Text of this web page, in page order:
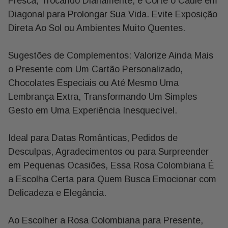
- Cartão: Você Pode Incluir Uma Mensagem Junto Ao Seu
Presente! Prossiga com a Compra e Na Tela ?Meu
Carrinho?, Você Pode Incluir o Nome do Seu Presenteado
Escolhido.
- Entrega e Frete: para Consultar o Prazo e Valor de
Entrega, Preencha o Campo de Cep do Seu Destinatário
E, Automaticamente, Aparecerão Os Tipos de Frete
- Substituição Das Flores: a Produção de Flores Depende
do Clima e da Época de Floração de Cada Espécie, Por
Isso Nossos Arranjos e Buquês Estão Sujeitos a
Substituição de Tipos e Cores Quando Se Fizer
Necessário, Mantendo o Estilo Floral do Arranjo Original.
- Como Usar: Ao Receber o Produto, Remova a
Diagonal para Prolongar Sua Vida. Evite Exposição
Direta Ao Sol ou Ambientes Muito Quentes.
Sugestões de Complementos: Valorize Ainda Mais
o Presente com Um Cartão Personalizado,
Chocolates Especiais ou Até Mesmo Uma
Lembrança Extra, Transformando Um Simples
Gesto em Uma Experiência Inesquecível.
Ideal para Datas Românticas, Pedidos de
Desculpas, Agradecimentos ou para Surpreender
em Pequenas Ocasiões, Essa Rosa Colombiana É
a Escolha Certa para Quem Busca Emocionar com
Delicadeza e Elegância.
Ao Escolher a Rosa Colombiana para Presente,